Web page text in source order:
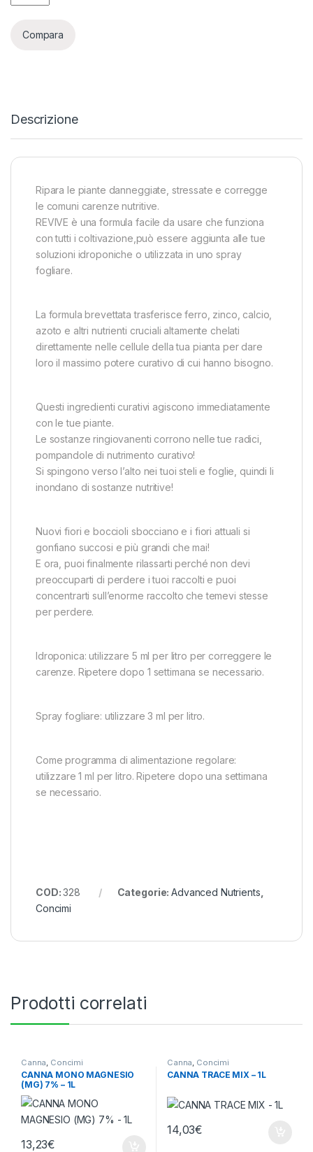
Compara
Descrizione
Ripara le piante danneggiate, stressate e corregge
le comuni carenze nutritive.
REVIVE è una formula facile da usare che funziona
con tutti i coltivazione,può essere aggiunta alle tue
soluzioni idroponiche o utilizzata in uno spray
fogliare.
La formula brevettata trasferisce ferro, zinco, calcio,
azoto e altri nutrienti cruciali altamente chelati
direttamente nelle cellule della tua pianta per dare
loro il massimo potere curativo di cui hanno bisogno.
Questi ingredienti curativi agiscono immediatamente
con le tue piante.
Le sostanze ringiovanenti corrono nelle tue radici,
pompandole di nutrimento curativo!
Si spingono verso l’alto nei tuoi steli e foglie, quindi li
inondano di sostanze nutritive!
Nuovi fiori e boccioli sbocciano e i fiori attuali si
gonfiano succosi e più grandi che mai!
E ora, puoi finalmente rilassarti perché non devi
preoccuparti di perdere i tuoi raccolti e puoi
concentrarti sull’enorme raccolto che temevi stesse
per perdere.
Idroponica: utilizzare 5 ml per litro per correggere le
carenze. Ripetere dopo 1 settimana se necessario.
Spray fogliare: utilizzare 3 ml per litro.
Come programma di alimentazione regolare:
utilizzare 1 ml per litro. Ripetere dopo una settimana
se necessario.
COD:328 Categorie:Advanced Nutrients
Concimi
Prodotti correlati
Canna Concimi
CANNA MONO MAGNESIO
(MG) 7% – 1L
13,23€
Canna Concimi
CANNA TRACE MIX – 1L
14,03€